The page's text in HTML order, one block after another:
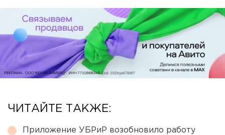
ЧИТАЙТЕ ТАКЖЕ:
Приложение УБРиР возобновило работу